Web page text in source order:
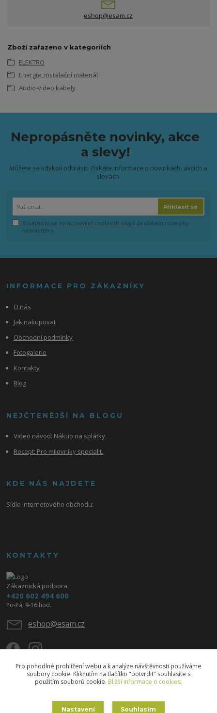
eshop@esam.cz
Zboží zařazeno v kategoriích
ELEKTRO
Energie, instalační materiál
Audio-video kabely
Nepropásněte novinky, akce
a slevy!
Můžete se kdykoli odhlásit. Získáte informace o novinkách, akcích a
slevách.
Přihlásit se
Souhlasím se zpracováním osobních údajů za účelem rozesílky
newsletteru.
INFORMACE PRO ZÁKAZNÍKY
O nás
Jak nakupovat
Obchodní podmínky
Fotogalerie
Kontakty
Blog
NEJČTENĚJŠÍ NA BLOGU
Video návod: Nákup na splátky.
Recept: Pro milovníky specialit.
KDE NÁS NAJDETE
Sídlo internetového obchodu:
KONTAKTY
Zákaznická podpora
+420 602 494 600
Po-Pá, 9-16 hod.
eshop@esam.cz
Pro pohodlné prohlížení webu a k analýze návštěvnosti používáme
soubory cookie. Kliknutím na tlačítko "potvrdit" souhlasíte s
použitím souborů cookie. Bližší informace o cookies.
Nastavení Souhlasím